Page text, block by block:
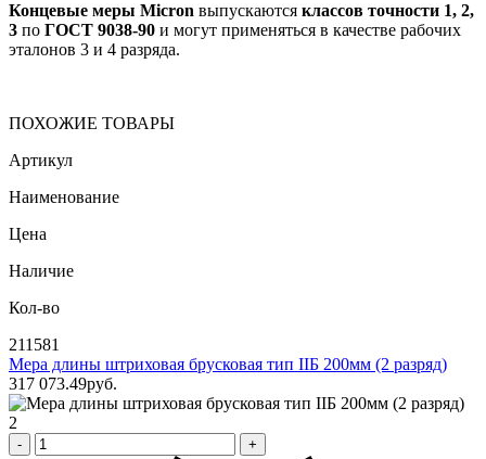
Концевые меры Micron выпускаются классов точности 1, 2,
3 по ГОСТ 9038-90 и могут применяться в качестве рабочих
эталонов 3 и 4 разряда.
ПОХОЖИЕ ТОВАРЫ
Артикул
Наименование
Цена
Наличие
Кол-во
211581
Мера длины штриховая брусковая тип IIБ 200мм (2 разряд)
317 073.49pуб.
2